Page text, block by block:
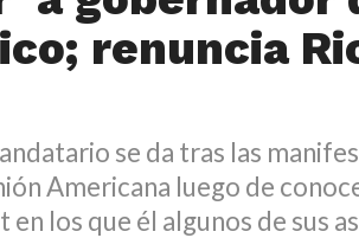
renuncia
se da tras las
Americana luego de
en los que él algunos de sus